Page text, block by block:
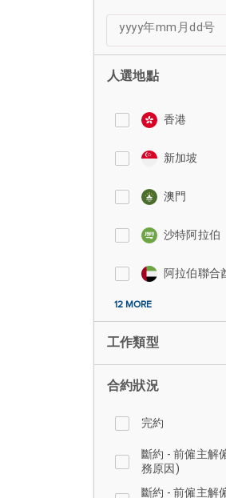
人選地點
香港
新加坡
澳門
沙特阿拉伯
阿拉伯聯合
12 MORE
工作類型
合約狀況
完約
斷約 - 前僱主解
務原因)
斷約 - 前僱主解